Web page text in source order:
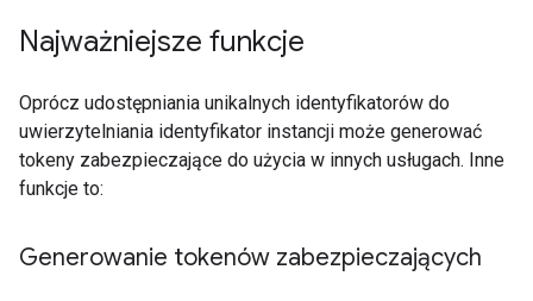
Najważniejsze funkcje
Oprócz udostępniania unikalnych identyfikatorów do
uwierzytelniania identyfikator instancji może generować
tokeny zabezpieczające do użycia w innych usługach. Inne
funkcje to:
Generowanie tokenów zabezpieczających